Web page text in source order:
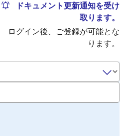
ドキュメント更新通知を受け
取ります。
ログイン後、ご登録が可能とな
ります。